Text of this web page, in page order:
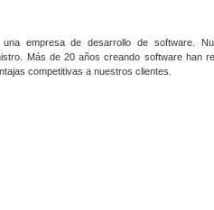
empresa de desarrollo de software.
Más de 20 años creando software han
competitivas a nuestros clientes.